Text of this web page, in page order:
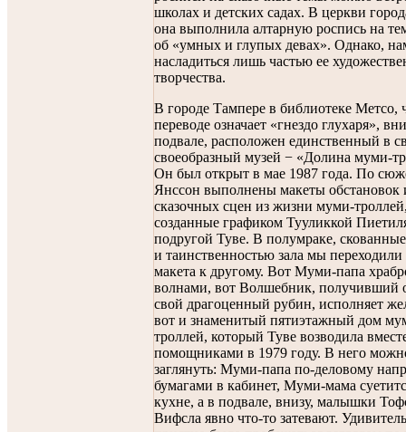
школах и детских садах. В церкви
она выполнила алтарную роспись на
об «умных и глупых девах». Однако,
насладиться лишь частью ее
творчества.
В городе Тампере в библиотеке Метсо,
переводе означает «гнездо глухаря»,
подвале, расположен единственный в
своеобразный музей − «Долина муми-
Он был открыт в мае 1987 года. По
Янссон выполнены макеты обстановок
сказочных сцен из жизни муми-
созданные графиком Тууликкой
подругой Туве. В полумраке,
и таинственностью зала мы переходили
макета к другому. Вот Муми-папа
волнами, вот Волшебник, получивший
свой драгоценный рубин, исполняет
вот и знаменитый пятиэтажный дом
троллей, который Туве возводила
помощниками в 1979 году. В него
заглянуть: Муми-папа по-деловому
бумагами в кабинет, Муми-мама
кухне, а в подвале, внизу, малышки
Вифсла явно что-то затевают.